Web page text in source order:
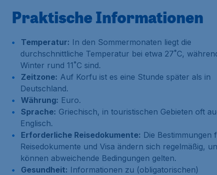
Praktische Informationen
Temperatur: In den Sommermonaten liegt die
durchschnittliche Temperatur bei etwa 27˚C,
Winter rund 11˚C sind.
Zeitzone: Auf Korfu ist es eine Stunde später als in
Deutschland.
Währung: Euro.
Sprache: Griechisch, in touristischen Gebieten oft
Englisch.
Erforderliche Reisedokumente: Die Bestimmungen
Reisedokumente und Visa ändern sich regelmäßig,
können abweichende Bedingungen gelten.
Gesundheit: Informationen zu (obligatorischen)